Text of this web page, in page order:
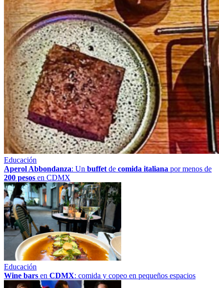
Educación
Aperol Abbondanza: Un buffet de comida italiana por menos de
200 pesos en CDMX
Educación
Wine bars en CDMX: comida y copeo en pequeños espacios